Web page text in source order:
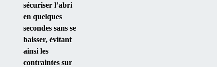
sécuriser l’abri
en quelques
secondes sans se
baisser, évitant
ainsi les
contraintes sur